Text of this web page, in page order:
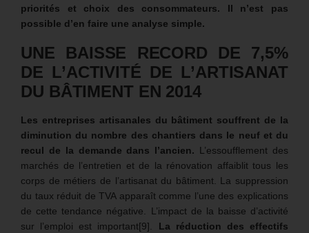
priorités et choix des consommateurs. Il n’est pas
possible d’en faire une analyse simple.
UNE BAISSE RECORD DE 7,5%
DE L’ACTIVITÉ DE L’ARTISANAT
DU BÂTIMENT EN 2014
Les entreprises artisanales du bâtiment souffrent de la
diminution du nombre des chantiers dans le neuf et du
recul de la demande dans l’ancien. L’essoufflement des
marchés de l’entretien et de la rénovation affaiblit tous les
corps de métiers de l’artisanat du bâtiment. La suppression
du taux réduit de TVA apparaît comme l’une des explications
de cette tendance négative. L’impact de la baisse d’activité
sur l’emploi est important[9]. La réduction des effectifs